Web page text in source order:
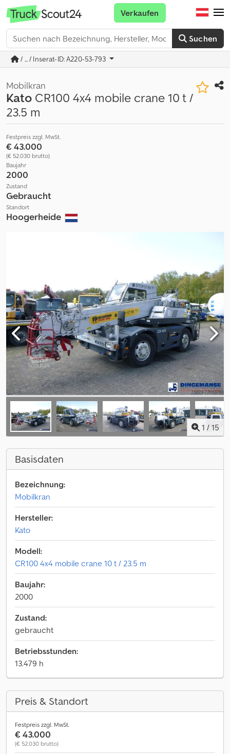
Suchen
Verkaufen
/ ... / Inserat-ID: A220-53-793
Mobilkran
Kato CR100 4x4 mobile crane 10 t /
23.5 m
Festpreis zzgl. MwSt.
€ 43.000
(€ 52.030 brutto)
Baujahr
2000
Zustand
Gebraucht
Standort
Hoogerheide
1 / 15
Basisdaten
Bezeichnung:
Mobilkran
Hersteller:
Kato
Modell:
CR100 4x4 mobile crane 10 t / 23.5 m
Baujahr:
2000
Zustand:
gebraucht
Betriebsstunden:
13.479 h
Preis & Standort
Festpreis zzgl. MwSt.
€ 43.000
(€ 52.030 brutto)